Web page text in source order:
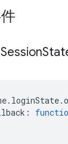
Session
. loginState.
: